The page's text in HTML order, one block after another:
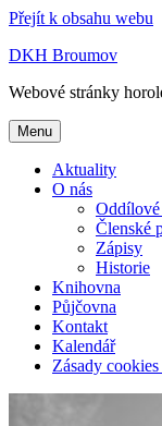
Přejít k obsahu webu
DKH Broumov
Webové stránky
Menu
Aktuality
O nás
Členské
Zápisy
Historie
Knihovna
Půjčovna
Kontakt
Kalendář
Zásady